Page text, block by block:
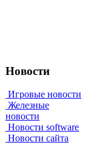
Новости
Игровые новости
Железные
новости
Новости software
Новости сайта